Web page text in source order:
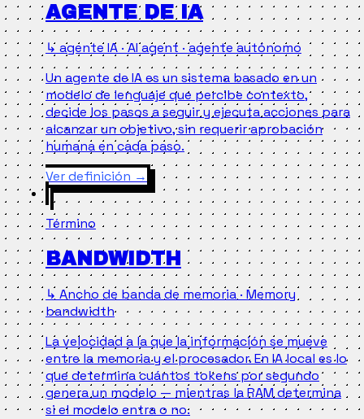
AGENTE DE IA
↳ agente IA · AI agent · agente autónomo
Un agente de IA es un sistema basado en un
modelo de lenguaje que percibe contexto,
decide los pasos a seguir y ejecuta acciones para
alcanzar un objetivo, sin requerir aprobación
humana en cada paso.
Ver definición →
Término
BANDWIDTH
↳ Ancho de banda de memoria · Memory
bandwidth
La velocidad a la que la información se mueve
entre la memoria y el procesador. En IA local es lo
que determina cuántos tokens por segundo
genera un modelo — mientras la RAM determina
si el modelo entra o no.